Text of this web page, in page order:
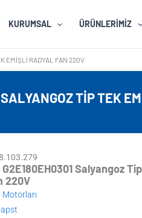
KURUMSAL ÜRÜNLERIMIZ
EMIŞLI RADYAL FAN 220V
TIP TEK
Salyangoz
220V
Motorları